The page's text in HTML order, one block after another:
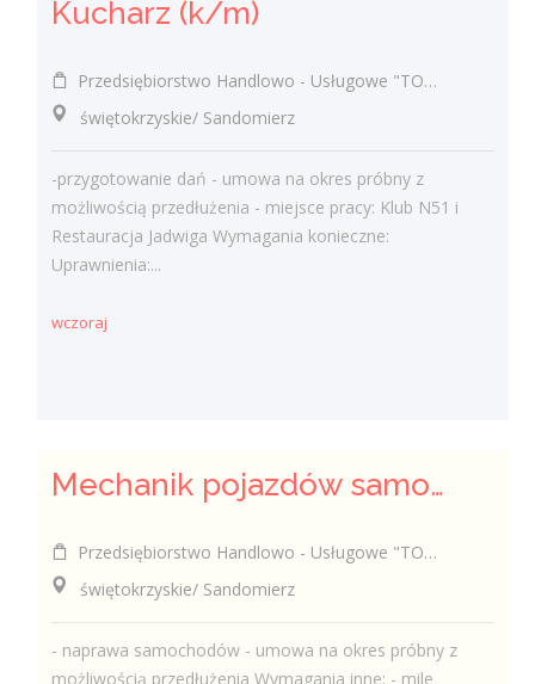
Kucharz (k/m)
Przedsiębiorstwo Handlowo - Usługowe "TOMAX" Tomasz Winiarski
świętokrzyskie/ Sandomierz
-przygotowanie dań - umowa na okres próbny z
możliwością przedłużenia - miejsce pracy: Klub N51 i
Restauracja Jadwiga Wymagania konieczne:
Uprawnienia:...
wczoraj
Mechanik pojazdów samochodowych (k/m)
Przedsiębiorstwo Handlowo - Usługowe "TOMAX" Tomasz Winiarski
świętokrzyskie/ Sandomierz
- naprawa samochodów - umowa na okres próbny z
możliwością przedłużenia Wymagania inne: - mile